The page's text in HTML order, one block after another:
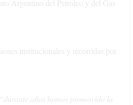
Argentino del Petróleo y del Gas
institucionales y recorridas por
“durante años hemos promovido la